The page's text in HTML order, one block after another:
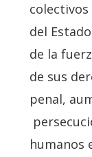
del
de la
de sus
penal,
humanos